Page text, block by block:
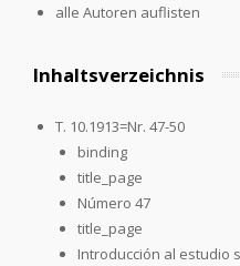
alle Autoren auflisten
Inhaltsverzeichnis
T. 10.1913=Nr. 47-50
binding
title_page
Número 47
title_page
Introducción al estudio